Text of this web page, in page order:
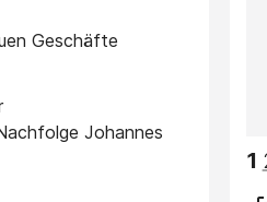
Geschäfte
Johannes
1